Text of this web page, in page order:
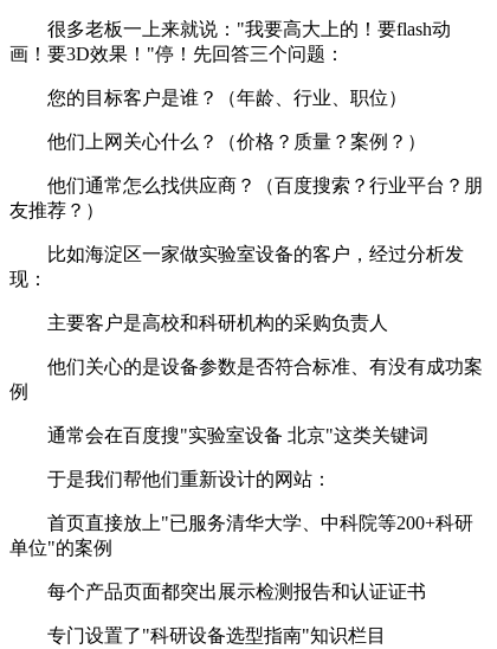
很多老板一上来就说："我要高大上的！要flash动
画！要3D效果！"停！先回答三个问题：
您的目标客户是谁？（年龄、行业、职位）
他们上网关心什么？（价格？质量？案例？）
他们通常怎么找供应商？（百度搜索？行业平台？朋
友推荐？）
比如海淀区一家做实验室设备的客户，经过分析发
现：
主要客户是高校和科研机构的采购负责人
他们关心的是设备参数是否符合标准、有没有成功案
例
通常会在百度搜"实验室设备 北京"这类关键词
于是我们帮他们重新设计的网站：
首页直接放上"已服务清华大学、中科院等200+科研
单位"的案例
每个产品页面都突出展示检测报告和认证证书
专门设置了"科研设备选型指南"知识栏目